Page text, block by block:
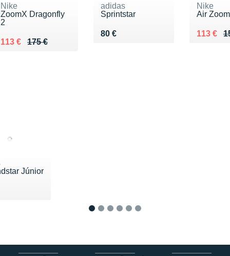
Nike
ZoomX Dragonfly
2
175 €
Au lieu de 175 €
113 €
Vendu 113 €
adidas
Sprintstar
80 €
Vendu 80 €
Nike
Air
Au lieu
113 €
Vendu
Júnior